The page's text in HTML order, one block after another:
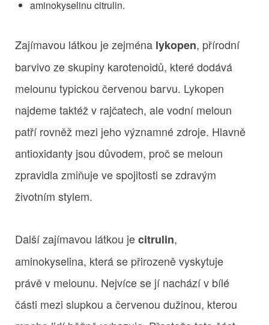
aminokyselinu citrulin.
Zajímavou látkou je zejména lykopen, přírodní
barvivo ze skupiny karotenoidů, které dodává
melounu typickou červenou barvu. Lykopen
najdeme taktéž v rajčatech, ale vodní meloun
patří rovněž mezi jeho významné zdroje. Hlavně
antioxidanty jsou důvodem, proč se meloun
zpravidla zmiňuje ve spojitosti se zdravým
životním stylem.
Další zajímavou látkou jecitrulin,
aminokyselina, která se přirozeně vyskytuje
právě v melounu. Nejvíce se jí nachází v bílé
části mezi slupkou a červenou dužinou, kterou